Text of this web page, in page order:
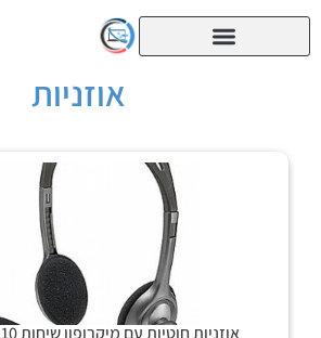
אוזניות
אוזניות חוטיות עם מיקרופון שיחות Logitech H110